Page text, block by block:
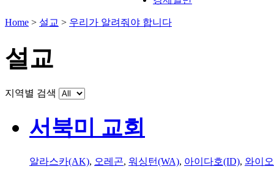
Home > 설교 > 우리가 알려줘야 합니다
설교
지역별 검색
서북미 교회
알라스카(AK), 오레곤, 워싱턴(WA), 아이다호(ID), 와이